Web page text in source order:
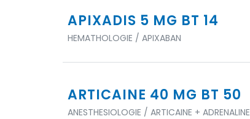
APIXADIS 5 MG BT 14
HEMATHOLOGIE / APIXABAN
ARTICAINE 40 MG BT 50
ANESTHESIOLOGIE / ARTICAINE + ADRENALINE